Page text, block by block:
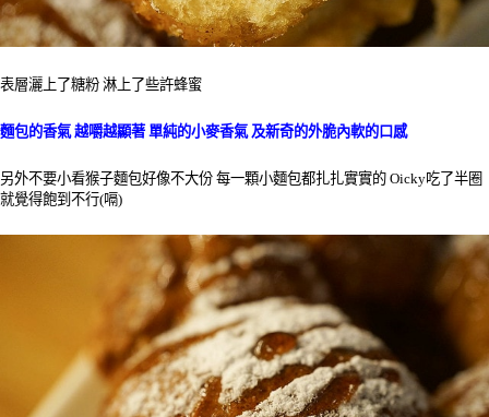
表層灑上了糖粉 淋上了些許蜂蜜
麵包的香氣 越嚼越顯著 單純的小麥香氣 及新奇的外脆內軟的口感
另外不要小看猴子麵包好像不大份 每一顆小麵包都扎扎實實的 Oicky吃了半圈
就覺得飽到不行(嗝)